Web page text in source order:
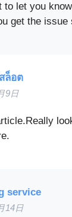
to let you
get the
ล็อต
9日
service
14日